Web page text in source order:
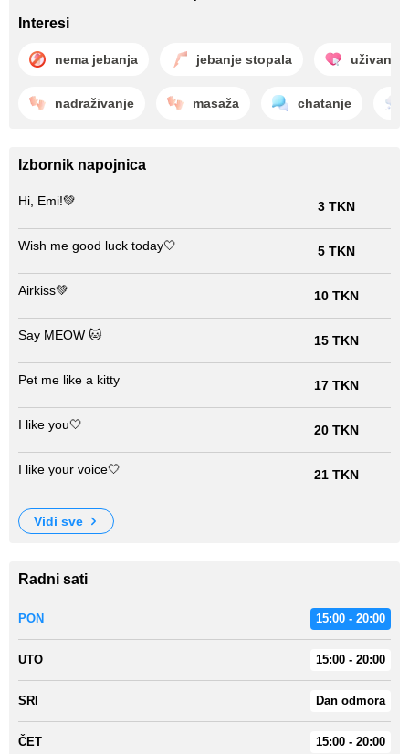
Interesi
nema jebanja jebanje stopala uživanje
nadraživanje masaža chatanje
Izbornik napojnica
Hi, Emi!💚 3 TKN
Wish me good luck today🤍 5 TKN
Airkiss💚 10 TKN
Say MEOW 🐱 15 TKN
Pet me like a kitty 17 TKN
I like you🤍 20 TKN
I like your voice🤍 21 TKN
vidi sve
Radni sati
PON 15:00 - 20:00
UTO 15:00 - 20:00
SRI Dan odmora
ČET 15:00 - 20:00